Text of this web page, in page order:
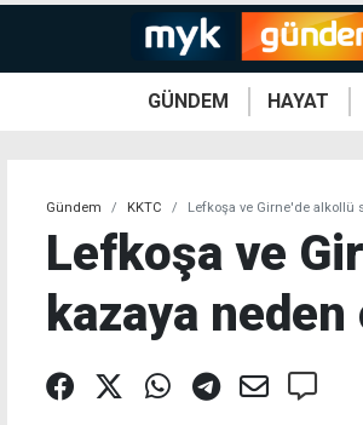
GÜNDEM HAYAT
Gündem KKTC Lefkoşa ve Girne'de alkollü
Lefkoşa ve
kazaya neden